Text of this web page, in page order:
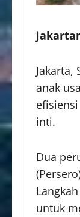
anak
inti.
Dua
untuk